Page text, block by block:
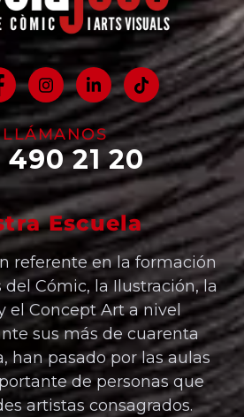
LLÁMANOS
490 21 20
Escuela
referente en la formación
Cómic, la Ilustración, la
el Concept Art a nivel
sus más de cuarenta
han pasado por las aulas
de personas que
artistas consagrados.